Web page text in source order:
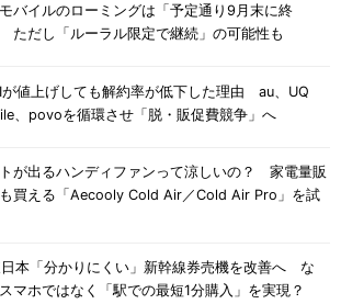
バイルのローミングは「予定通り9月末に終
ただし「ルーラル限定で継続」の可能性も
が値上げしても解約率が低下した理由 au、UQ
、povoを循環させ「脱・販促費競争」へ
が出るハンディファンって涼しいの？ 家電量販
買える「Aecooly Cold Air／Cold Air Pro」を試
本「分かりにくい」新幹線券売機を改善へ な
マホではなく「駅での最短1分購入」を実現？